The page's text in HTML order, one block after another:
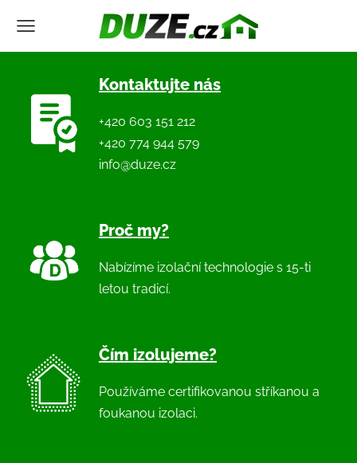
Kontaktujte nás
+420 603 151 212
+420 774 944 579
info@duze.cz
Proč my?
Nabízíme izolační technologie s 15-ti
letou tradicí.
Čím izolujeme?
Používáme certifikovanou stříkanou a
foukanou izolaci.